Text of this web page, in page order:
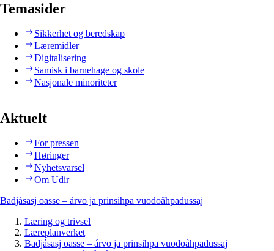
Temasider
Sikkerhet og beredskap
Læremidler
Digitalisering
Samisk i barnehage og skole
Nasjonale minoriteter
Aktuelt
For pressen
Høringer
Nyhetsvarsel
Om Udir
Badjásasj oasse – árvo ja prinsihpa vuodoåhpadussaj
Læring og trivsel
Læreplanverket
Badjásasj oasse – árvo ja prinsihpa vuodoåhpadussaj